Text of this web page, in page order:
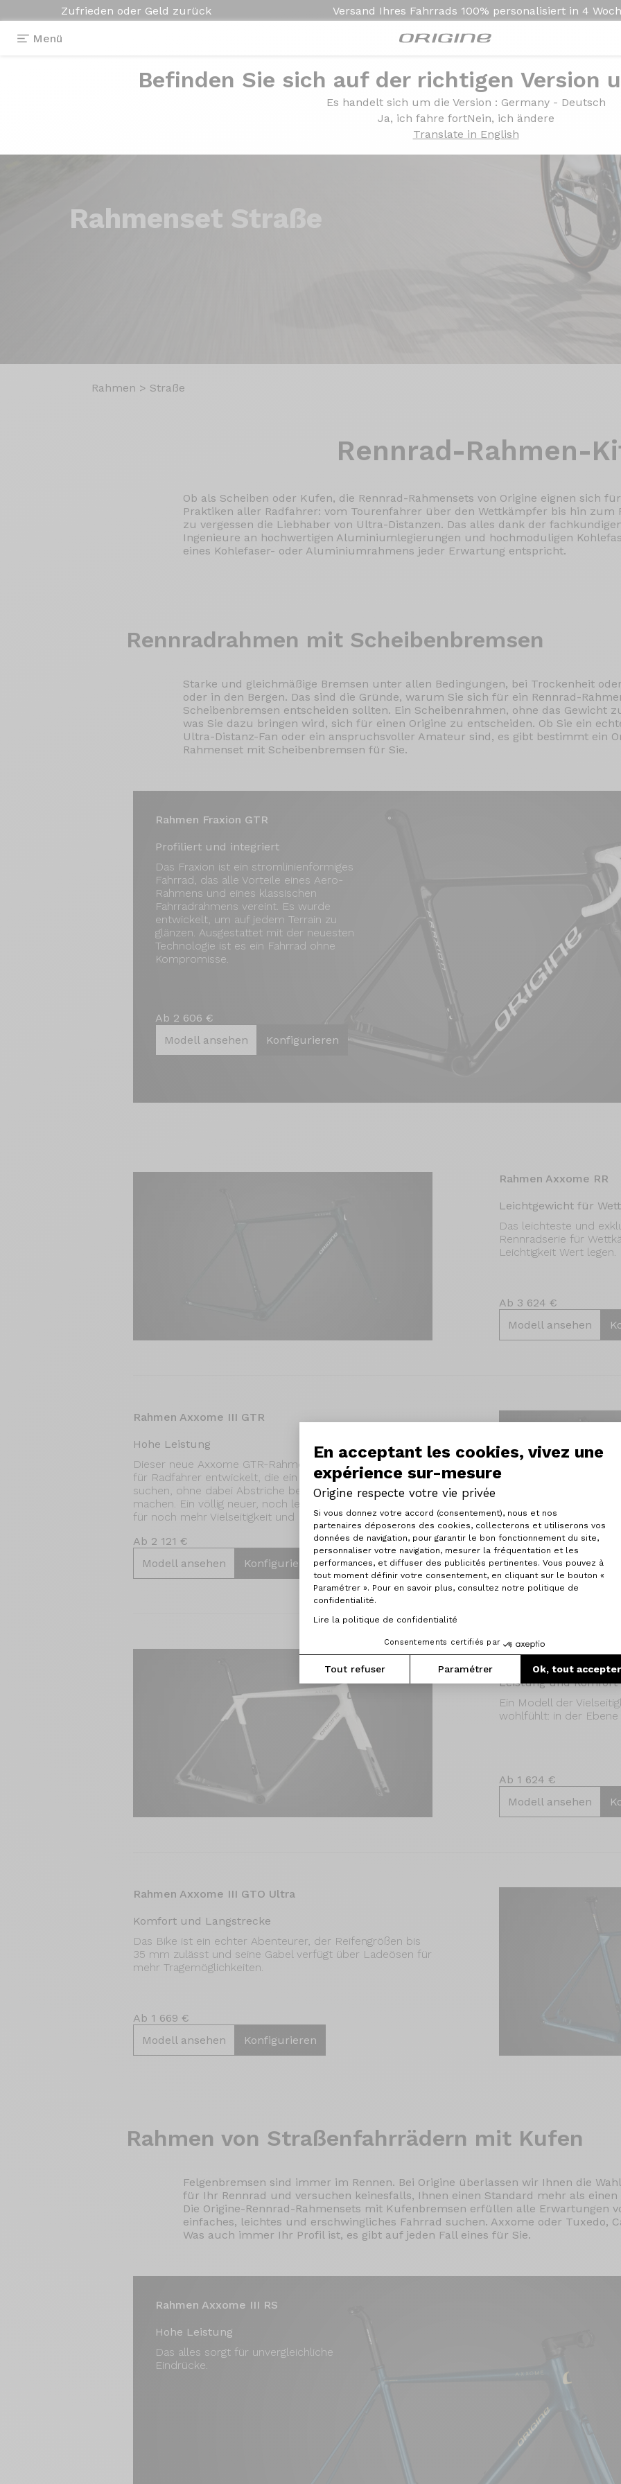
En acceptant les cookies, vivez une
expérience sur-mesure
Origine respecte votre vie privée
Plateforme de Gestion du
Si vous donnez votre accord (consentement), nous et nos
partenaires déposerons des cookies, collecterons et utiliserons vos
données de navigation, pour garantir le bon fonctionnement du site,
personnaliser votre navigation, mesurer la fréquentation et les
performances, et diffuser des publicités pertinentes. Vous pouvez à
tout moment définir votre consentement, en cliquant sur le bouton «
Paramétrer ». Pour en savoir plus, consultez notre politique de
confidentialité.
Lire la politique de confidentialité
Consentements certifiés par
Tout refuser Paramétrer Ok, tout accepter
Axeptio consent
Zufrieden oder Geld zurück Versand Ihres Fahrrads 100% personalisiert in 4
Menü
Befinden Sie sich auf der richtigen Version
Es handelt sich um die Version : Germany - Deutsch
Ja, ich fahre fortNein, ich ändere
Translate in English
Rahmenset Straße
Rahmen > Straße
Rennrad-Rahmen-
Ob als Scheiben oder Kufen, die Rennrad-Rahmensets von Origine eignen sich
Praktiken aller Radfahrer: vom Tourenfahrer über den Wettkämpfer bis hin zum
zu vergessen die Liebhaber von Ultra-Distanzen. Das alles dank der
Ingenieure an hochwertigen Aluminiumlegierungen und hochmoduligen
eines Kohlefaser- oder Aluminiumrahmens jeder Erwartung entspricht.
Rennradrahmen mit Scheibenbremsen
Starke und gleichmäßige Bremsen unter allen Bedingungen, bei Trockenheit
oder in den Bergen. Das sind die Gründe, warum Sie sich für ein Rennrad-
Scheibenbremsen entscheiden sollten. Ein Scheibenrahmen, ohne das Gewicht
was Sie dazu bringen wird, sich für einen Origine zu entscheiden. Ob Sie ein
Ultra-Distanz-Fan oder ein anspruchsvoller Amateur sind, es gibt bestimmt ein
Rahmenset mit Scheibenbremsen für Sie.
Rahmen Fraxion GTR
Profiliert und integriert
Das Fraxion ist ein stromlinienförmiges
Fahrrad, das alle Vorteile eines Aero-
Rahmens und eines klassischen
Fahrradrahmens vereint. Es wurde
entwickelt, um auf jedem Terrain zu
glänzen. Ausgestattet mit der neuesten
Technologie ist es ein Fahrrad ohne
Kompromisse.
Ab 2 606 €
Modell ansehen
Konfigurieren
Rahmen Axxome RR
Leichtgewicht für
Das leichteste und
Rennradserie für
Leichtigkeit Wert legen.
Ab 3 624 €
Modell ansehen
Rahmen Axxome III GTR
Hohe Leistung
Dieser neue Axxome GTR-Rahmen wurde in erster Linie
für Radfahrer entwickelt, die ein hohes Leistungsniveau
suchen, ohne dabei Abstriche bei der Leichtigkeit zu
machen. Ein völlig neuer, noch leistungsstärkerer Rahmen
für noch mehr Vielseitigkeit und Komfort.
Ab 2 121 €
Modell ansehen
Konfigurieren
Rahmen Axxome III
Leistung und Komfort
Ein Modell der
wohlfühlt: in der Ebene
Ab 1 624 €
Modell ansehen
Rahmen Axxome III GTO Ultra
Komfort und Langstrecke
Das Bike ist ein echter Abenteurer, der Reifengrößen bis
35 mm zulässt und seine Gabel verfügt über Ladeösen für
mehr Tragemöglichkeiten.
Ab 1 669 €
Modell ansehen
Konfigurieren
Rahmen von Straßenfahrrädern mit Kufen
Felgenbremsen sind immer im Rennen. Bei Origine überlassen wir Ihnen die
für Ihr Rennrad und versuchen keinesfalls, Ihnen einen Standard mehr als
Die Origine-Rennrad-Rahmensets mit Kufenbremsen erfüllen alle Erwartungen
einfaches, leichtes und erschwingliches Fahrrad suchen. Axxome oder Tuxedo,
Was auch immer Ihr Profil ist, es gibt auf jeden Fall eines für Sie.
Rahmen Axxome III RS
Hohe Leistung
Das alles sorgt für unvergleichliche
Eindrücke.